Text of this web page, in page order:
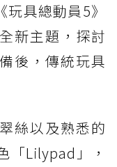
具總動員5》
新主題，探討
後，傳統玩具
絲以及熟悉的
「Lilypad」，